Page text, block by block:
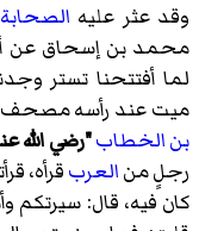
وقد عثر عليه الصحابة
محمد بن إسحاق عن
لما أفتتحنا تستر
ميت عند رأسه مصحف
بن الخطاب"رضي الله
رجلٍ منالعربقرأه،
كان فيه، قال: سيرتكم